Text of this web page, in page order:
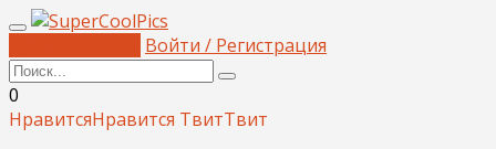
Войти / Регистрация
0
НравитсяНравится ТвитТвит